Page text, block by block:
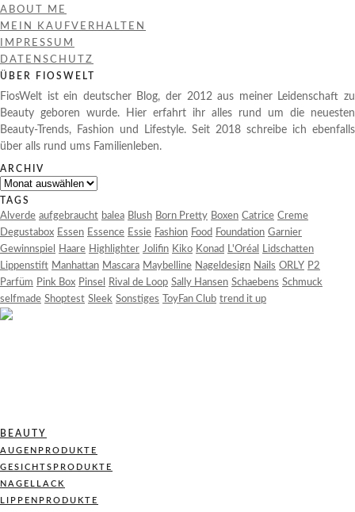
ABOUT ME
MEIN KAUFVERHALTEN
IMPRESSUM
DATENSCHUTZ
ÜBER FIOSWELT
FiosWelt ist ein deutscher Blog, der 2012 aus meiner Leidenschaft zu
Beauty geboren wurde. Hier erfahrt ihr alles rund um die neuesten
Beauty-Trends, Fashion und Lifestyle. Seit 2018 schreibe ich ebenfalls
über alls rund ums Familienleben.
ARCHIV
Archiv
TAGS
Alverde aufgebraucht balea Blush Born Pretty Boxen Catrice Creme
Degustabox Essen Essence Essie Fashion Food Foundation Garnier
Gewinnspiel
Haare Highlighter Jolifin Kiko Konad L'Oréal
Lidschatten
Lippenstift Manhattan Mascara Maybelline Nageldesign Nails ORLY P2
Parfüm Pink Box Pinsel Rival de Loop Sally Hansen Schaebens Schmuck
selfmade Shoptest Sleek Sonstiges ToyFan Club trend it up
BEAUTY
AUGENPRODUKTE
GESICHTSPRODUKTE
NAGELLACK
LIPPENPRODUKTE